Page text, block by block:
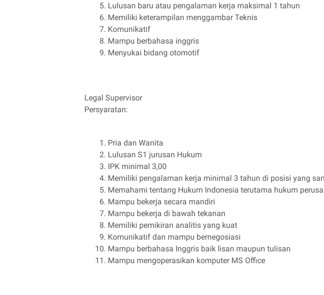
Lulusan baru atau pengalaman kerja maksimal 1 tahun
Memiliki keterampilan menggambar Teknis
Komunikatif
Mampu berbahasa inggris
Menyukai bidang otomotif
Legal Supervisor
Persyaratan:
Pria dan Wanita
Lulusan S1 jurusan Hukum
IPK minimal 3,00
Memiliki pengalaman kerja minimal 3 tahun di posisi yang
Memahami tentang Hukum Indonesia terutama hukum
Mampu bekerja secara mandiri
Mampu bekerja di bawah tekanan
Memiliki pemikiran analitis yang kuat
Komunikatif dan mampu bernegosiasi
Mampu berbahasa Inggris baik lisan maupun tulisan
Mampu mengoperasikan komputer MS Office